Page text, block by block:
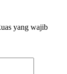
yang wajib